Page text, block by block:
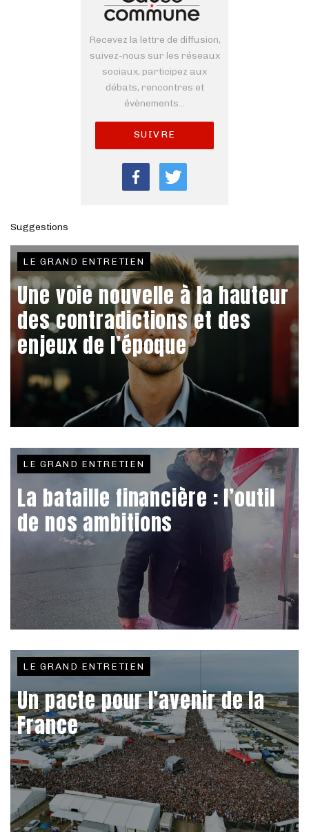
Recevez la lettre de diffusion,
suivez-nous sur les réseaux
sociaux, participez aux
débats, rencontres et
évènements...
SUIVRE
Suggestions
LE GRAND ENTRETIEN
Une voie nouvelle à la hauteur
des contradictions et des
enjeux de l’époque
LE GRAND ENTRETIEN
La bataille financière : l’outil
de nos ambitions
LE GRAND ENTRETIEN
Un pacte pour l’avenir de la
France